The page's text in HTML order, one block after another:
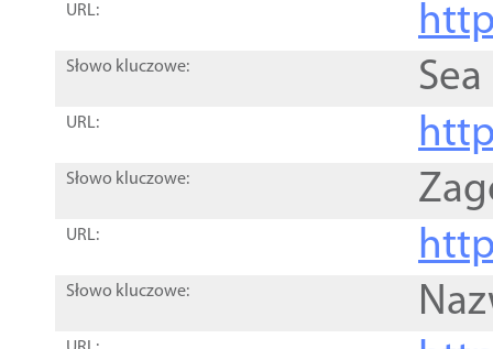
URL:
Słowo kluczowe:
URL:
Słowo kluczowe:
URL:
Słowo kluczowe: